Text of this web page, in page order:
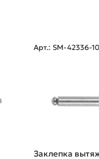
Арт.: SM-42336-
Заклепка